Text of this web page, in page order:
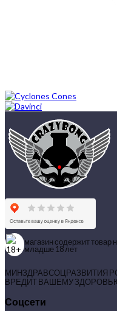
магазин содержит товар
младше 18 лет
МИНЗДРАВСОЦРАЗВИТИЯ
ВРЕДИТ ВАШЕМУ
Соцсети